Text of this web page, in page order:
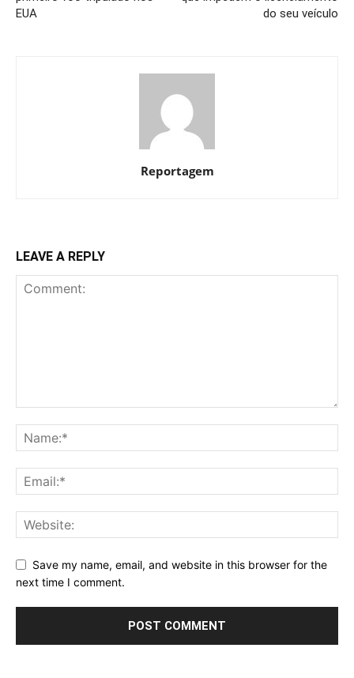
EUA
do seu veículo
Reportagem
LEAVE A REPLY
Save my name, email, and website in this browser for the
next time I comment.